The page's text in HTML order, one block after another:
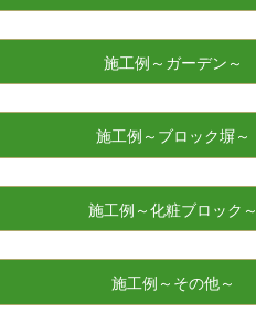
施工例～ガーデン～
施工例～ブロック塀～
施工例～化粧ブロック～
施工例～その他～